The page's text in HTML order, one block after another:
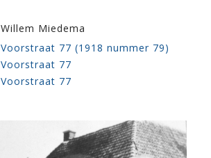
Willem Miedema
Voorstraat 77 (1918 nummer 79)
Voorstraat 77
Voorstraat 77